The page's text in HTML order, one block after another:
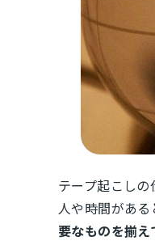
テープ起こし
人や時間がある
要なものを揃